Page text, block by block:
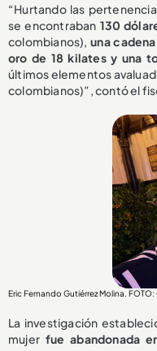
“Hurtando las
se encontraban 130
colombianos),una
oro de 18 kilates y una
últimos elementos
colombianos)”, contó el
Eric Fernando Gutiérrez Molina. FOTO:
La investigación
mujer fue abandonada